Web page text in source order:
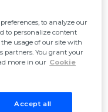
našeho
Prahy téměř
druhů stromů,
„Klasický“
Ty v Praze
to analyze our
to personalize content
usage of our site with
partners. You grant your
more in our Cookie
Accept all